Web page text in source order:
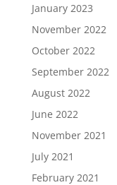
January 2023
November 2022
October 2022
September 2022
August 2022
June 2022
November 2021
July 2021
February 2021